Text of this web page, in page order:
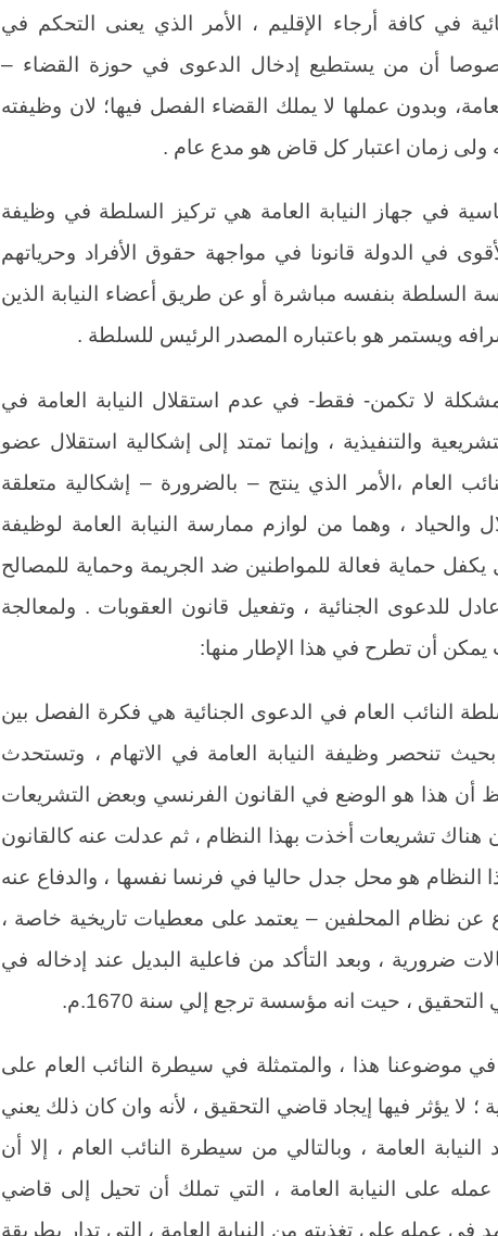
في كافة أرجاء الإقليم ، الأمر الذي يعنى التحكم في
أن من يستطيع إدخال الدعوى في حوزة القضاء –
وبدون عملها لا يملك القضاء الفصل فيها؛ لان وظيفته
ولى زمان اعتبار كل قاض هو مدع عام .
في جهاز النيابة العامة هي تركيز السلطة في وظيفة
في الدولة قانونا في مواجهة حقوق الأفراد وحرياتهم
السلطة بنفسه مباشرة أو عن طريق أعضاء النيابة الذين
ويستمر هو باعتباره المصدر الرئيس للسلطة .
لا تكمن- فقط- في عدم استقلال النيابة العامة في
والتنفيذية ، وإنما تمتد إلى إشكالية استقلال عضو
العام ،الأمر الذي ينتج – بالضرورة – إشكالية متعلقة
والحياد ، وهما من لوازم ممارسة النيابة العامة لوظيفة
حماية فعالة للمواطنين ضد الجريمة وحماية للمصالح
للدعوى الجنائية ، وتفعيل قانون العقوبات . ولمعالجة
يمكن أن تطرح في هذا الإطار منها:
النائب العام في الدعوى الجنائية هي فكرة الفصل بين
تنحصر وظيفة النيابة العامة في الاتهام ، وتستحدث
أن هذا هو الوضع في القانون الفرنسي وبعض التشريعات
أن هناك تشريعات أخذت بهذا النظام ، ثم عدلت عنه كالقانون
النظام هو محل جدل حاليا في فرنسا نفسها ، والدفاع عنه
عن نظام المحلفين – يعتمد على معطيات تاريخية خاصة ،
ضرورية ، وبعد التأكد من فاعلية البديل عند إدخاله في
، حيت انه مؤسسة ترجع إلي سنة 1670.م.
موضوعنا هذا ، والمتمثلة في سيطرة النائب العام على
؛ لا يؤثر فيها إيجاد قاضي التحقيق ، لأنه وان كان ذلك يعني
العامة ، وبالتالي من سيطرة النائب العام ، إلا أن
على النيابة العامة ، التي تملك أن تحيل إلى قاضي
في عمله على تغذيته من النيابة العامة ، التي تدار بطريقة